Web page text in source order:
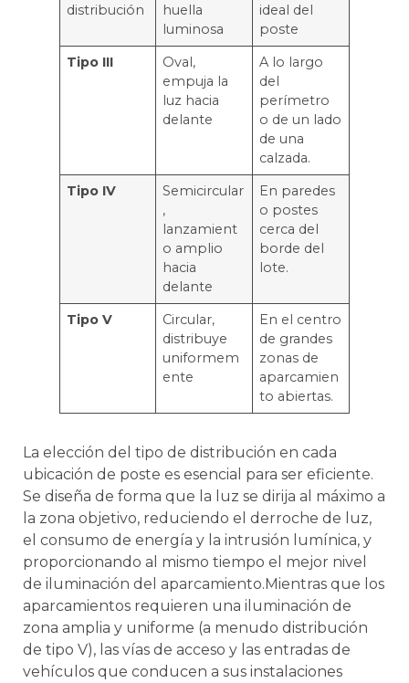
distribución
huella
luminosa
ideal del
poste
Tipo III
Oval,
empuja la
luz hacia
delante
A lo largo
del
perímetro
o de un lado
de una
calzada.
Tipo IV
Semicircular
,
lanzamient
o amplio
hacia
delante
En paredes
o postes
cerca del
borde del
lote.
Tipo V
Circular,
distribuye
uniformem
ente
En el centro
de grandes
zonas de
aparcamien
to abiertas.
La elección del tipo de distribución en cada
ubicación de poste es esencial para ser eficiente.
Se diseña de forma que la luz se dirija al máximo a
la zona objetivo, reduciendo el derroche de luz,
el consumo de energía y la intrusión lumínica, y
proporcionando al mismo tiempo el mejor nivel
de iluminación del aparcamiento.Mientras que los
aparcamientos requieren una iluminación de
zona amplia y uniforme (a menudo distribución
de tipo V), las vías de acceso y las entradas de
vehículos que conducen a sus instalaciones